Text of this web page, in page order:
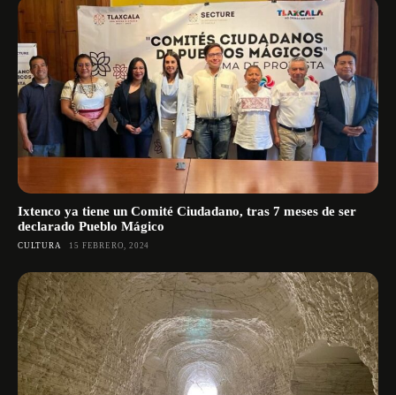
Ixtenco ya tiene un Comité Ciudadano, tras 7 meses de ser
declarado Pueblo Mágico
CULTURA 15 FEBRERO, 2024